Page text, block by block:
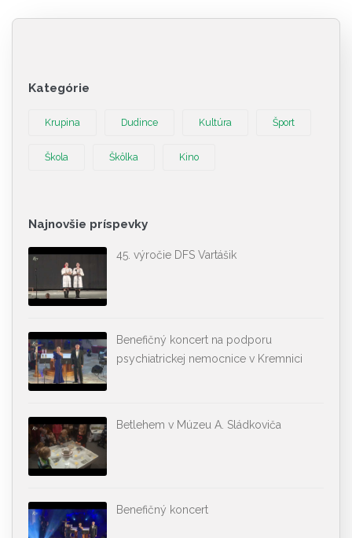
Kategórie
Krupina Dudince Kultúra Šport
Škola Škôlka Kino
Najnovšie príspevky
45. výročie DFS Vartášik
Benefičný koncert na podporu
psychiatrickej nemocnice v Kremnici
Betlehem v Múzeu A. Sládkoviča
Benefičný koncert